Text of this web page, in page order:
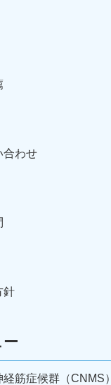
合わせ
針
筋症候群（CNMS）